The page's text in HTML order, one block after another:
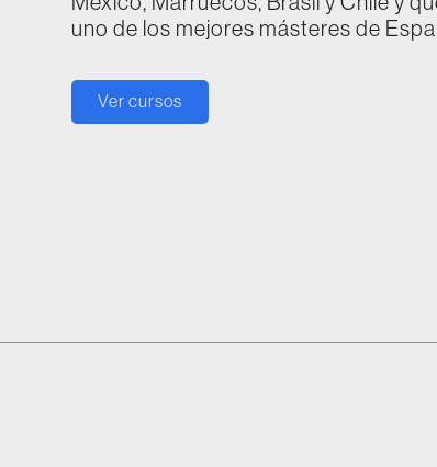
uno de los mejores másteres de
Ver cursos